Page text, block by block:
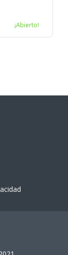
¡Abierto!